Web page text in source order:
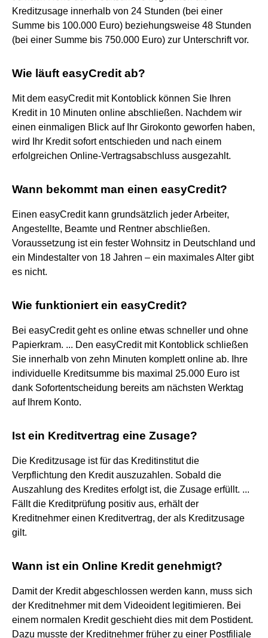
Kreditzusage innerhalb von 24 Stunden (bei einer
Summe bis 100.000 Euro) beziehungsweise 48 Stunden
(bei einer Summe bis 750.000 Euro) zur Unterschrift vor.
Wie läuft easyCredit ab?
Mit dem easyCredit mit Kontoblick können Sie Ihren
Kredit in 10 Minuten online abschließen. Nachdem wir
einen einmaligen Blick auf Ihr Girokonto geworfen haben,
wird Ihr Kredit sofort entschieden und nach einem
erfolgreichen Online-Vertragsabschluss ausgezahlt.
Wann bekommt man einen easyCredit?
Einen easyCredit kann grundsätzlich jeder Arbeiter,
Angestellte, Beamte und Rentner abschließen.
Voraussetzung ist ein fester Wohnsitz in Deutschland und
ein Mindestalter von 18 Jahren – ein maximales Alter gibt
es nicht.
Wie funktioniert ein easyCredit?
Bei easyCredit geht es online etwas schneller und ohne
Papierkram. ... Den easyCredit mit Kontoblick schließen
Sie innerhalb von zehn Minuten komplett online ab. Ihre
individuelle Kreditsumme bis maximal 25.000 Euro ist
dank Sofortentscheidung bereits am nächsten Werktag
auf Ihrem Konto.
Ist ein Kreditvertrag eine Zusage?
Die Kreditzusage ist für das Kreditinstitut die
Verpflichtung den Kredit auszuzahlen. Sobald die
Auszahlung des Kredites erfolgt ist, die Zusage erfüllt. ...
Fällt die Kreditprüfung positiv aus, erhält der
Kreditnehmer einen Kreditvertrag, der als Kreditzusage
gilt.
Wann ist ein Online Kredit genehmigt?
Damit der Kredit abgeschlossen werden kann, muss sich
der Kreditnehmer mit dem Videoident legitimieren. Bei
einem normalen Kredit geschieht dies mit dem Postident.
Dazu musste der Kreditnehmer früher zu einer Postfiliale